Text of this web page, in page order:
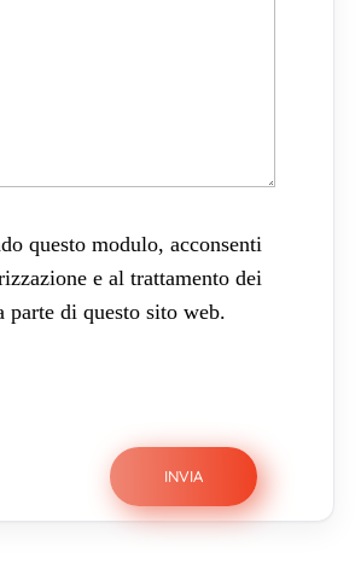
questo modulo, acconsenti
e al trattamento dei
parte di questo sito web.